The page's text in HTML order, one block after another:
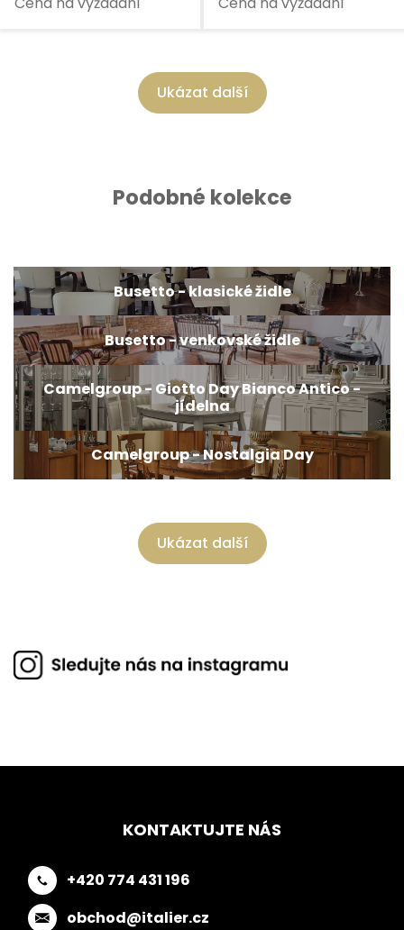
Ukázat další
Podobné kolekce
Busetto - klasické židle
Busetto - venkovské židle
Camelgroup - Giotto Day Bianco Antico -
jídelna
Camelgroup - Nostalgia Day
Ukázat další
KONTAKTUJTE NÁS
+420 774 431 196
obchod@italier.cz